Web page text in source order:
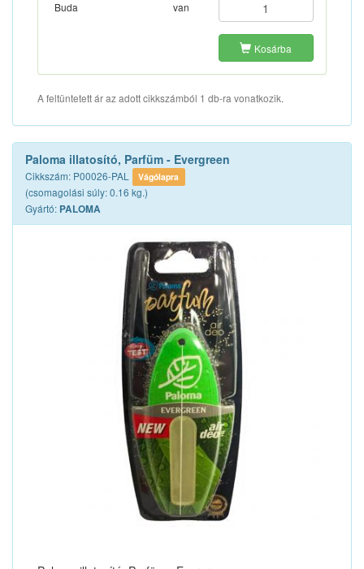
Buda
van
Kosárba
A feltüntetett ár az adott cikkszámból 1 db-ra vonatkozik.
Paloma illatosító, Parfüm - Evergreen
Cikkszám: P00026-PAL Vágólapra
(csomagolási súly: 0.16 kg.)
Gyártó: PALOMA